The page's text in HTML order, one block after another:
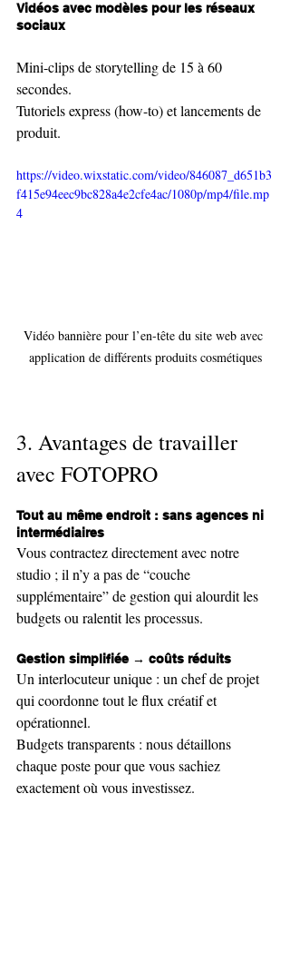
Vidéos avec modèles pour les réseaux
sociaux
Mini-clips de storytelling de 15 à 60
secondes.
Tutoriels express (how-to) et lancements de
produit.
https://video.wixstatic.com/video/846087_d651b3
f415e94eec9bc828a4e2cfe4ac/1080p/mp4/file.mp
4
Vidéo bannière pour l’en-tête du site web avec
application de différents produits cosmétiques
3. Avantages de travailler
avec FOTOPRO
Tout au même endroit : sans agences ni
intermédiaires
Vous contractez directement avec notre
studio ; il n’y a pas de “couche
supplémentaire” de gestion qui alourdit les
budgets ou ralentit les processus.
Gestion simplifiée → coûts réduits
Un interlocuteur unique : un chef de projet
qui coordonne tout le flux créatif et
opérationnel.
Budgets transparents : nous détaillons
chaque poste pour que vous sachiez
exactement où vous investissez.